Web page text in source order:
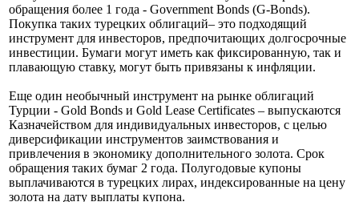
Government Domestic Borrowing Securities (GDBS) могут быть
выпущены в виде Treasury bills – краткосрочных
бескупонных казначейских векселей. Бумаги со сроком
обращения более 1 года - Government Bonds (G-Bonds).
инструмент для инвесторов, предпочитающих долгосрочные
инвестиции. Бумаги могут иметь как фиксированную, так и
плавающую ставку, могут быть привязаны к инфляции.
Еще один необычный инструмент на рынке облигаций
Турции - Gold Bonds и Gold Lease Certificates – выпускаются
Казначейством для индивидуальных инвесторов, с целью
диверсификации инструментов заимствования и